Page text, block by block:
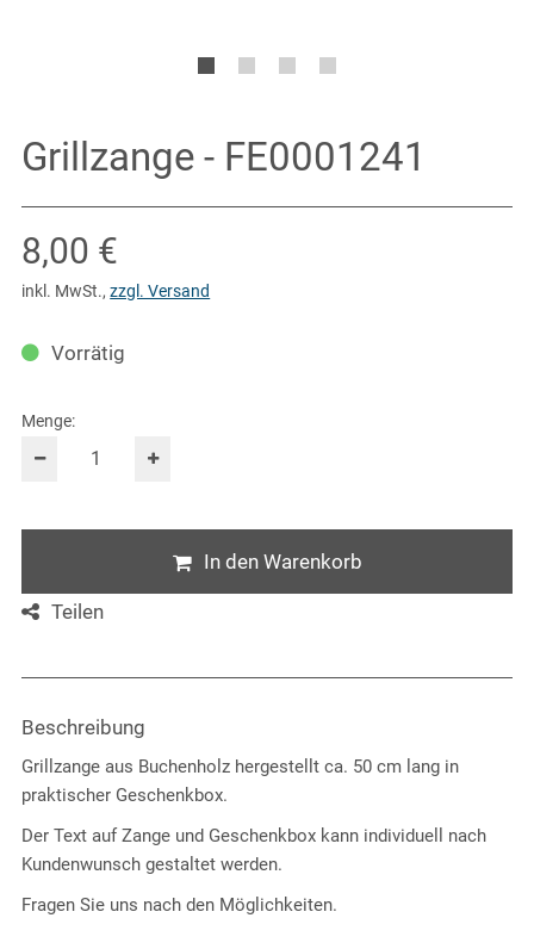
Grillzange - FE0001241
Verkaufspreis: 8,00 €
8,00 €
inkl. MwSt.,zzgl. Versand
Vorrätig
Menge:
In den Warenkorb
Teilen
Beschreibung
Grillzange aus Buchenholz hergestellt ca. 50 cm lang in
praktischer Geschenkbox.
Der Text auf Zange und Geschenkbox kann individuell nach
Kundenwunsch gestaltet werden.
Fragen Sie uns nach den Möglichkeiten.